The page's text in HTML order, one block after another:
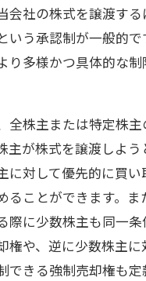
会社の株式を譲渡す
いう承認制が一般的
り多様かつ具体的な
全株主または特定株
主が株式を譲渡しよ
に対して優先的に買い
ることができます。
際に少数株主も同一
権や、逆に少数株主
できる強制売却権も